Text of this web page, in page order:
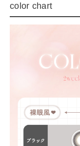
color chart